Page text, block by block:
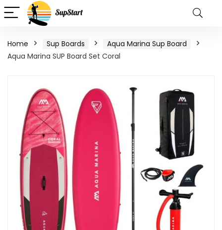
Home Sup Boards
Aqua Marina Sup Board
Aqua Marina SUP Board Set Coral